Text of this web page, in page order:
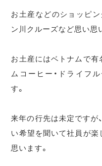
お土産などのショッピン
ン川クルーズなど思い思
お土産にはベトナムで
ムコーヒー・ドライフ
す。
来年の行先は未定ですが
い希望を聞いて社員が楽
思います。